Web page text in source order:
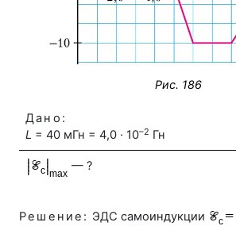
Рис. 186
Дано:
L = 40 мГн = 4,0 · 10–2 Гн
— ?
Решение: ЭДС самоиндукции